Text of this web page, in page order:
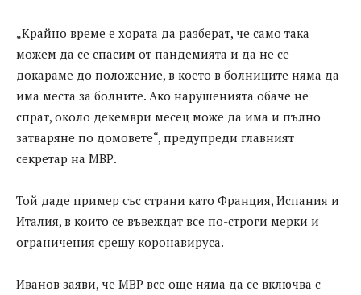
„Крайно време е хората да разберат, че само така
можем да се спасим от пандемията и да не се
докараме до положение, в което в болниците няма да
има места за болните. Ако нарушенията обаче не
спрат, около декември месец може да има и пълно
затваряне по домовете“, предупреди главният
секретар на МВР.
Той даде пример със страни като Франция, Испания и
Италия, в които се въвеждат все по-строги мерки и
ограничения срещу коронавируса.
Иванов заяви, че МВР все още няма да се включва с